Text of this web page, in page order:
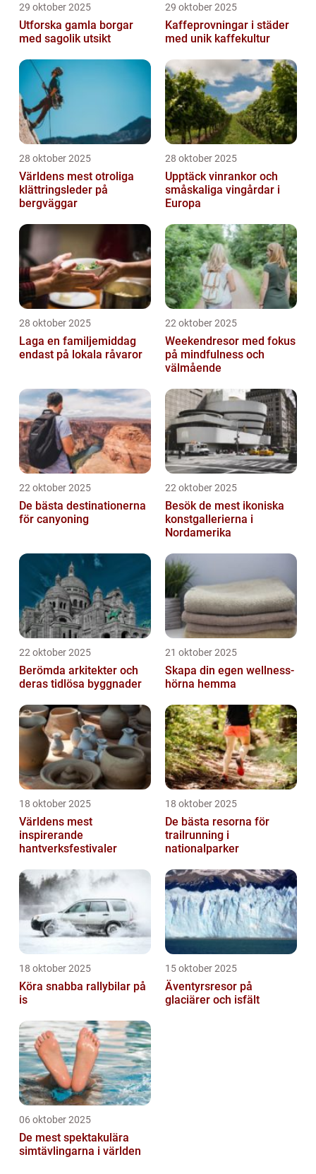
29 oktober 2025
Utforska gamla borgar
med sagolik utsikt
29 oktober 2025
Kaffeprovningar i städer
med unik kaffekultur
28 oktober 2025
Världens mest otroliga
klättringsleder på
bergväggar
28 oktober 2025
Upptäck vinrankor och
småskaliga vingårdar i
Europa
28 oktober 2025
Laga en familjemiddag
endast på lokala råvaror
22 oktober 2025
Weekendresor med fokus
på mindfulness och
välmående
22 oktober 2025
De bästa destinationerna
för canyoning
22 oktober 2025
Besök de mest ikoniska
konstgallerierna i
Nordamerika
22 oktober 2025
Berömda arkitekter och
deras tidlösa byggnader
21 oktober 2025
Skapa din egen wellness-
hörna hemma
18 oktober 2025
Världens mest
inspirerande
hantverksfestivaler
18 oktober 2025
De bästa resorna för
trailrunning i
nationalparker
18 oktober 2025
Köra snabba rallybilar på
is
15 oktober 2025
Äventyrsresor på
glaciärer och isfält
06 oktober 2025
De mest spektakulära
simtävlingarna i världen